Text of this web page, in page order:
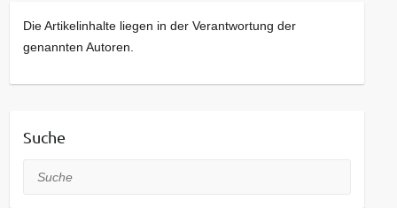
Die Artikelinhalte liegen in der Verantwortung der
genannten Autoren.
Suche
Suche